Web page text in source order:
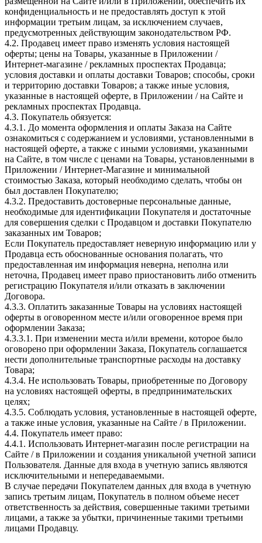
конфиденциальность и не предоставлять доступ к этой
информации третьим лицам, за исключением случаев,
предусмотренных действующим законодательством РФ.
4.2. Продавец имеет право изменять условия настоящей
оферты; цены на Товары, указанные в Приложении /
Интернет-магазине / рекламных проспектах Продавца;
условия доставки и оплаты доставки Товаров; способы, сроки
и территорию доставки Товаров; а также иные условия,
указанные в настоящей оферте, в Приложении / на Сайте и
рекламных проспектах Продавца.
4.3. Покупатель обязуется:
4.3.1. До момента оформления и оплаты Заказа на Сайте
ознакомиться с содержанием и условиями, установленными в
настоящей оферте, а также с иными условиями, указанными
на Сайте, в том числе с ценами на Товары, установленными в
Приложении / Интернет-Магазине и минимальной
стоимостью Заказа, который необходимо сделать, чтобы он
был доставлен Покупателю;
4.3.2. Предоставить достоверные персональные данные,
необходимые для идентификации Покупателя и достаточные
для совершения сделки с Продавцом и доставки Покупателю
заказанных им Товаров;
Если Покупатель предоставляет неверную информацию или у
Продавца есть обоснованные основания полагать, что
предоставленная им информация неверна, неполна или
неточна, Продавец имеет право приостановить либо отменить
регистрацию Покупателя и/или отказать в заключении
Договора.
4.3.3. Оплатить заказанные Товары на условиях настоящей
оферты в оговоренном месте и/или оговоренное время при
оформлении Заказа;
4.3.3.1. При изменении места и/или времени, которое было
оговорено при оформлении Заказа, Покупатель соглашается
нести дополнительные транспортные расходы на доставку
Товара;
4.3.4. Не использовать Товары, приобретенные по Договору
на условиях настоящей оферты, в предпринимательских
целях;
4.3.5. Соблюдать условия, установленные в настоящей оферте,
а также иные условия, указанные на Сайте / в Приложении.
4.4. Покупатель имеет право:
4.4.1. Использовать Интернет-магазин после регистрации на
Сайте / в Приложении и создания уникальной учетной записи
Пользователя. Данные для входа в учетную запись являются
исключительными и непередаваемыми.
В случае передачи Покупателем данных для входа в учетную
запись третьим лицам, Покупатель в полном объеме несет
ответственность за действия, совершенные такими третьими
лицами, а также за убытки, причиненные такими третьими
лицами Продавцу.